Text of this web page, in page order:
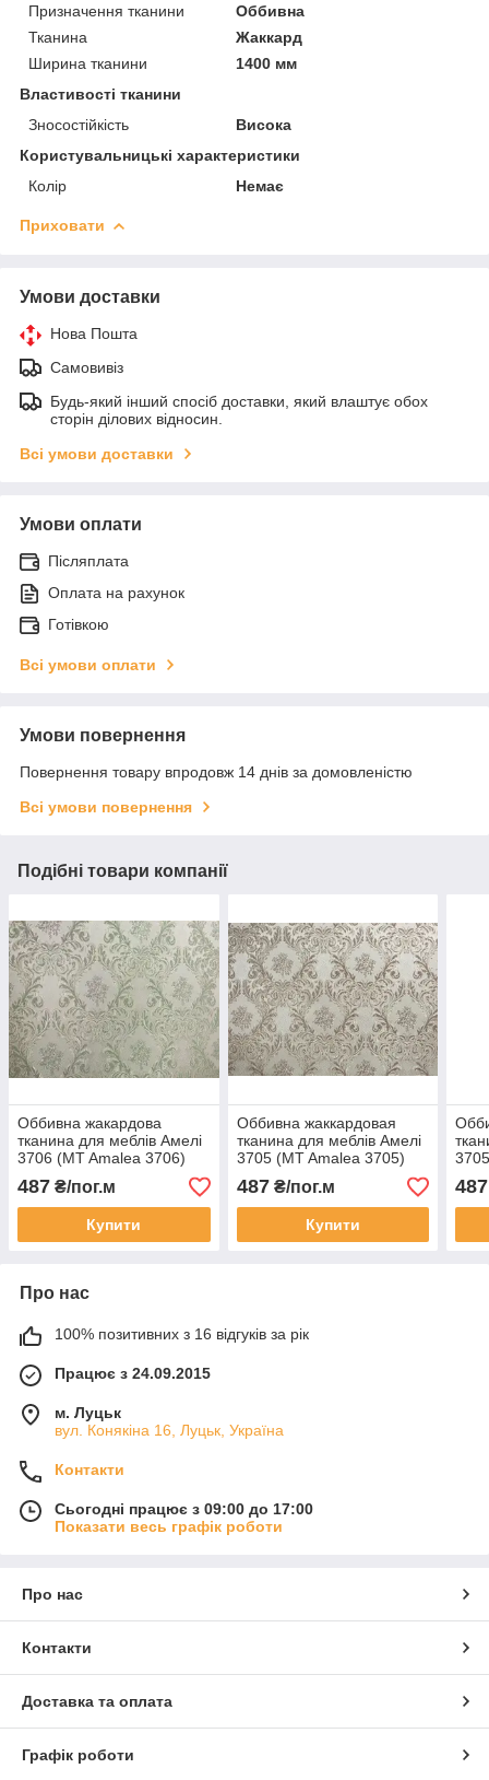
Призначення тканини
Оббивна
Тканина
Жаккард
Ширина тканини
1400 мм
Властивості тканини
Зносостійкість
Висока
Користувальницькі характеристики
Колір
Немає
Приховати
Умови доставки
Нова Пошта
Самовивіз
Будь-який інший спосіб доставки, який влаштує обох
сторін ділових відносин.
Всі умови доставки
Умови оплати
Післяплата
Оплата на рахунок
Готівкою
Всі умови оплати
Умови повернення
Повернення товару впродовж 14 днів за домовленістю
Всі умови повернення
Подібні товари компанії
Оббивна жакардова
тканина для меблів Амелі
3706 (MT Amalea 3706)
487 ₴/пог.м
Купити
Оббивна жаккардовая
тканина для меблів Амелі
3705 (MT Amalea 3705)
487₴/пог.м
Купити
487
Про нас
100% позитивних з 16 відгуків за рік
Працює з 24.09.2015
м. Луцьк
вул. Конякіна 16, Луцьк, Україна
Контакти
Сьогодні працює з 09:00 до 17:00
Показати весь графік роботи
Про нас
Контакти
Доставка та оплата
Графік роботи